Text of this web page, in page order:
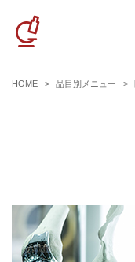
HOME 品目別メニュー